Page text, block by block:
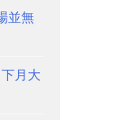
並無
月大